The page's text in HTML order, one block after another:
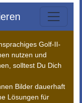
Golf-II-
nutzen und
solltest Du Dich
Bilder dauerhaft
Lösungen für